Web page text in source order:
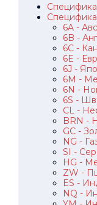
6A -
6B -
6C -
6E -
6J -
6M -
6N -
6S -
CL -
BRN -
GC -
NG -
SI -
HG -
ZW -
ES -
NQ -